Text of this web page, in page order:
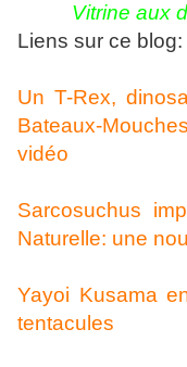
Vitrine aux
Liens sur ce blog:
Un T-Rex,
Bateaux-
vidéo
Sarcosuchus
Naturelle: une
Yayoi Kusama
tentacules